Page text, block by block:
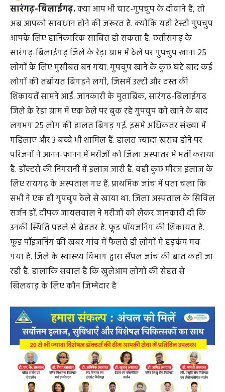
सारंगढ़-बिलाईगढ़.क्या आप भी चाट-गुपचुप के दीवाने हैं, तो
अब आपको सावधान होने की जरूरत है. क्योंकि यही टेस्टी गुपचुप
आपके लिए हानिकारिक साबित हो सकता है. छत्तीसगढ़ के
सारंगढ़-बिलाईगढ़ जिले के रेड़ा ग्राम में ठेले पर गुपचुप खाना 25
लोगों के लिए मुसीबत बन गया. गुपचुप खाने के कुछ घंटे बाद कई
लोगों की तबीयत बिगड़ने लगी, जिसमें उल्टी और दस्त की
शिकायतें सामने आईं. जानकारी के मुताबिक, सारंगढ़-बिलाईगढ़
जिले के रेड़ा ग्राम में एक ठेले पर बुक रहे गुपचुप को खाने के बाद
लगभग 25 लोग की हालत बिगड़ गई. इसमें अधिकतर संख्या में
महिलाएं और 3 बच्चे भी शामिल हैं. हालत ज्यादा खराब होने पर
परिजनों ने आनन-फानन में मरीजों को जिला अस्पातर में भर्ती कराया
है. डॉक्टरों की निगरानी में इलाज जारी है. वहीं कुछ मीरज इलाज के
लिए रायगढ़ के अस्पताल गए हैं. प्राथमिक जांच में पता चला कि
सभी ने एक ही गुपचुप ठेले से खाया था. जिला अस्पताल के सिविल
सर्जन डॉ. दीपक जायसवाल ने मरीजों को लेकर जानकारी दी कि
उनकी स्थिति पहले से बेहतर है. फूड पॉयजनिंग की शिकायत है.
फूड पॉइजनिंग की खबर गांव में फैलते ही लोगों में हड़कंप मच
गया है. जिले के स्वास्थ्य विभाग द्वारा सैंपल जांच की बात कही जा
रही है. हालांकि सवाल है कि खुलेआम लोगों की सेहत से
खिलवाड़ के लिए कौन जिम्मेदार है